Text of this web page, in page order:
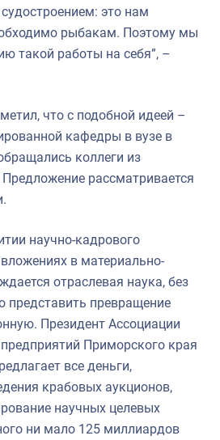
это нам
рыбакам. Поэтому мы
такой работы на себя”, –
что с подобной идеей –
кафедры в вузе в
коллеги из
Предложение рассматривается
научно-кадрового
в материально-
отраслевая наука, без
представить превращение
Президент Ассоциации
Приморского края
все деньги,
крабовых аукционов,
научных целевых
ни мало 125 миллиардов